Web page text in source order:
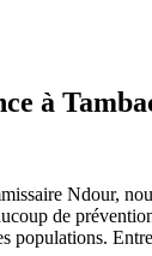
à
Ndour,
de
populations.